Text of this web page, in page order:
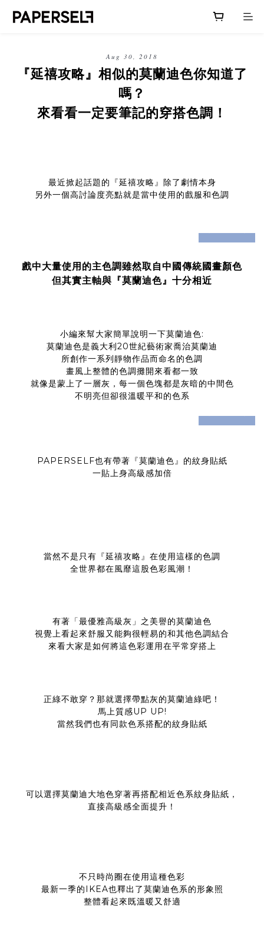
Aug 30, 2018
『延禧攻略』相似的莫蘭迪色你知道了
嗎？
來看看一定要筆記的穿搭色調！
最近掀起話題的『延禧攻略』除了劇情本身
另外一個高討論度亮點就是當中使用的戲服和色調
prev next
戲中大量使用的主色調雖然取自中國傳統國畫顏色
但其實主軸與『莫蘭迪色』十分相近
小編來幫大家簡單說明一下莫蘭迪色:
莫蘭迪色是義大利20世紀藝術家喬治莫蘭迪
所創作一系列靜物作品而命名的色調
畫風上整體的色調攤開來看都一致
就像是蒙上了一層灰，每一個色塊都是灰暗的中間色
不明亮但卻很溫暖平和的色系
prev next
PAPERSELF也有帶著『莫蘭迪色』的紋身貼紙
一貼上身高級感加倍
當然不是只有『延禧攻略』在使用這樣的色調
全世界都在風靡這股色彩風潮！
有著「最優雅高級灰」之美譽的莫蘭迪色
視覺上看起來舒服又能夠很輕易的和其他色調結合
來看大家是如何將這色彩運用在平常穿搭上
正綠不敢穿？那就選擇帶點灰的莫蘭迪綠吧！
馬上質感UP UP!
當然我們也有同款色系搭配的紋身貼紙
可以選擇莫蘭迪大地色穿著再搭配相近色系紋身貼紙，
直接高級感全面提升！
不只時尚圈在使用這種色彩
最新一季的IKEA也釋出了莫蘭迪色系的形象照
整體看起來既溫暖又舒適